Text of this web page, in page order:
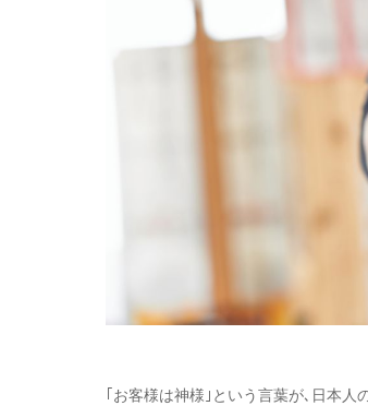
｢お客様は神様｣という言葉が､日本人